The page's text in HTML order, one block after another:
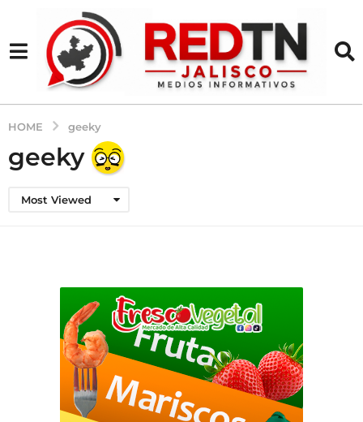
HOME geeky
geeky
Most Viewed